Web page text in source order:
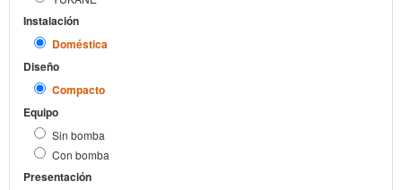
Instalación
Doméstica
Diseño
Compacto
Equipo
Sin bomba
Con bomba
Presentación